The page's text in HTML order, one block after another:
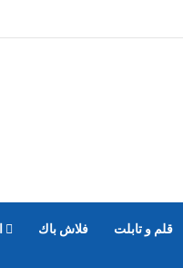
قلم و تابلت فلاش باك